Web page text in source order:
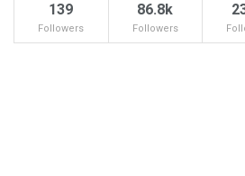
139
Followers
86.8k
Followers